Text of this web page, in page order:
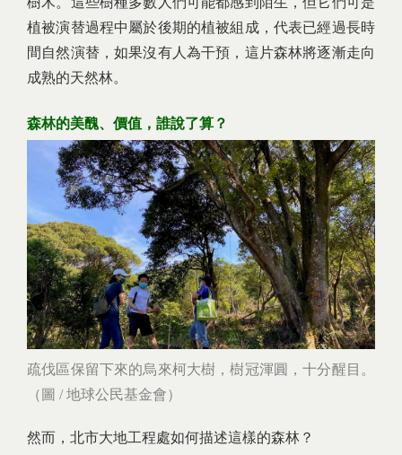
植被演替過程中屬於後期的植被組成，代表已經過長時
間自然演替，如果沒有人為干預，這片森林將逐漸走向
成熟的天然林。
森林的美醜、價值，誰說了算？
疏伐區保留下來的烏來柯大樹，樹冠渾圓，十分醒目。
（圖 / 地球公民基金會）
然而，北市大地工程處如何描述這樣的森林？